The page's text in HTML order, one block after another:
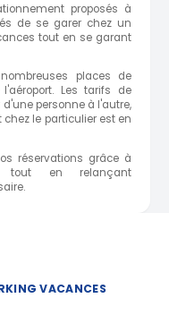
proposés à
de se garer chez un
tout en se garant
places de
Les tarifs de
personne à l'autre,
le particulier est en
réservations grâce à
tout en relançant
VACANCES